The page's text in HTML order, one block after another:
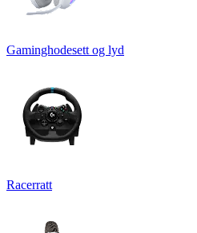
Gaminghodesett og lyd
Racerratt